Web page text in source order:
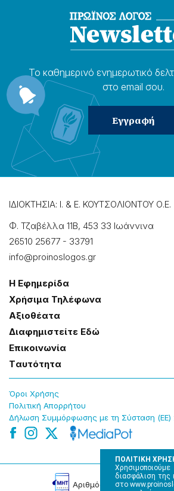
ΠΟΛΙΤΙΚΗ
διασφάλιση της
στο
Το καθημερɩνό ενημερωτɩκό
στο email σου.
ΙΔΙΟΚΤΗΣΙΑ: Ι. & Ε. ΚΟΥΤΣΟΛΙΟΝΤΟΥ Ο.Ε.
Φ. Τζαβέλλα 11Β, 453 33 Ιωάννɩνα
26510 25677 - 33791
info@proinoslogos.gr
Η Εφημερίδα
Χρήσɩμα Τηλέφωνα
Αξɩοθέατα
Δɩαφημɩστείτε Εδώ
Επɩκοɩνωνία
Tαυτότητα
Όροɩ Χρήσης
Πολɩτɩκή Απορρήτου
Δήλωση Συμμόρφωσης με τη Σύσταση (ΕΕ)
Αρɩθμός Πɩστοποίησης